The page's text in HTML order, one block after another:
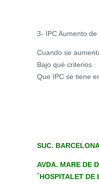
3- IPC Aumento
Cuando se
Bajo qué criterios
Que IPC se tiene
SUC.
AVDA. MARE DE
´HOSPITALET DE